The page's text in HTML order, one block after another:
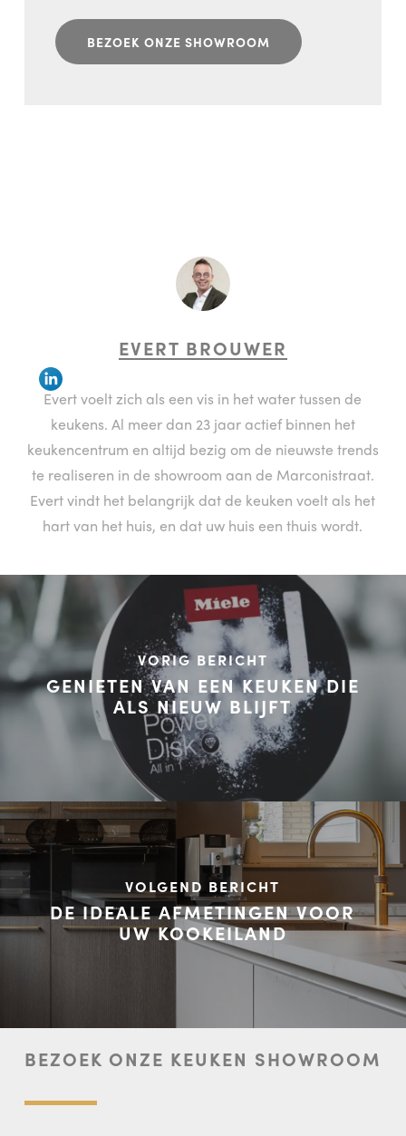
BEZOEK ONZE SHOWROOM
EVERT BROUWER
Evert voelt zich als een vis in het water tussen de
keukens. Al meer dan 23 jaar actief binnen het
keukencentrum en altijd bezig om de nieuwste trends
te realiseren in de showroom aan de Marconistraat.
Evert vindt het belangrijk dat de keuken voelt als het
hart van het huis, en dat uw huis een thuis wordt.
VORIG BERICHT
GENIETEN VAN EEN KEUKEN DIE
ALS NIEUW BLIJFT
VOLGEND BERICHT
DE IDEALE AFMETINGEN VOOR
UW KOOKEILAND
BEZOEK ONZE KEUKEN SHOWROOM